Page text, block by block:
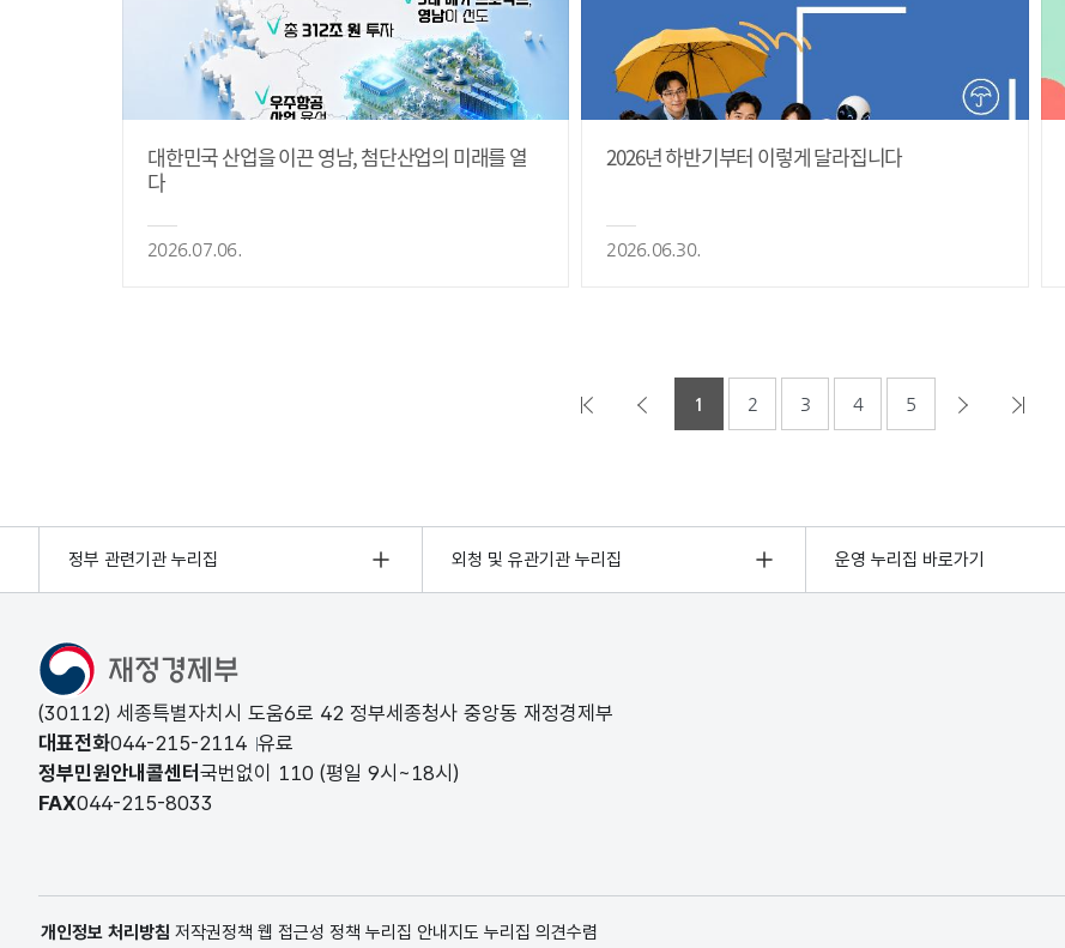
대한민국 산업을 이끈 영남, 첨단산업의 미래를 열
다
2026.07.06.
2026년 하반기부터 이렇게 달라집니다
2026.06.30.
1 2 3 4 5
정부 관련기관 누리집 외청 및 유관기관 누리집 운영 누리집 바로가기
(30112) 세종특별자치시 도움6로 42 정부세종청사 중앙동 재정경제부
대표전화044-215-2114 유료
정부민원안내콜센터 국번없이 110 (평일 9시~18시)
FAX044-215-8033
개인정보 처리방침 저작권정책 웹 접근성 정책 누리집 안내지도 누리집 의견수렴